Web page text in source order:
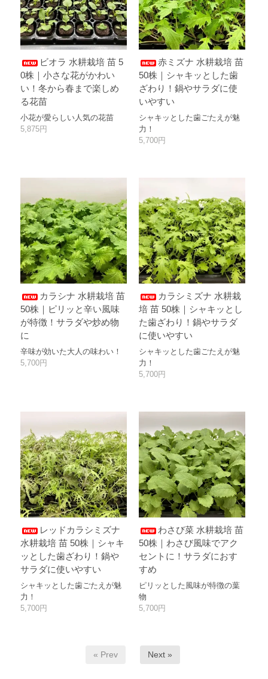
ビオラ 水耕栽培 苗 5
0株｜小さな花がかわい
い！冬から春まで楽しめ
る花苗
小花が愛らしい人気の花苗
5,875円
赤ミズナ 水耕栽培 苗
50株｜シャキッとした歯
ざわり！鍋やサラダに使
いやすい
シャキッとした歯ごたえが魅
力！
5,700円
カラシナ 水耕栽培 苗
50株｜ピリッと辛い風味
が特徴！サラダや炒め物
に
辛味が効いた大人の味わい！
5,700円
カラシミズナ 水耕栽
培 苗 50株｜シャキッとし
た歯ざわり！鍋やサラダ
に使いやすい
シャキッとした歯ごたえが魅
力！
5,700円
レッドカラシミズナ
水耕栽培 苗 50株｜シャキ
ッとした歯ざわり！鍋や
サラダに使いやすい
シャキッとした歯ごたえが魅
力！
5,700円
わさび菜 水耕栽培 苗
50株｜わさび風味でアク
セントに！サラダにおす
すめ
ピリッとした風味が特徴の葉
物
5,700円
« Prev Next »